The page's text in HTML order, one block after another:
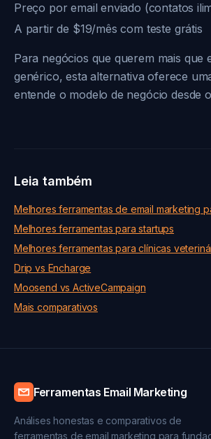
Preço por email enviado (contatos
A partir de $19/mês com teste grátis
Para negócios que querem mais que
genérico, esta alternativa oferece
entende o modelo de negócio desde
Leia também
Melhores ferramentas de email marketing
Melhores ferramentas para startups
Melhores ferramentas para clínicas
Drip vs Encharge
Moosend vs ActiveCampaign
Mais comparativos
Ferramentas Email Marketing
Análises honestas e comparativos de
ferramentas de email marketing para